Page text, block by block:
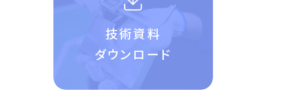
技術資料
ダウンロード